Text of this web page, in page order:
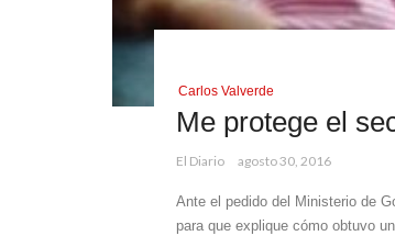
Carlos Valverde
Me protege el
El Diario agosto 30, 2016
Ante el pedido del Ministerio de
para que explique cómo obtuvo